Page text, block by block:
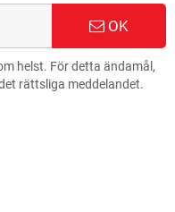
OK
helst. För detta ändamål,
rättsliga meddelandet.